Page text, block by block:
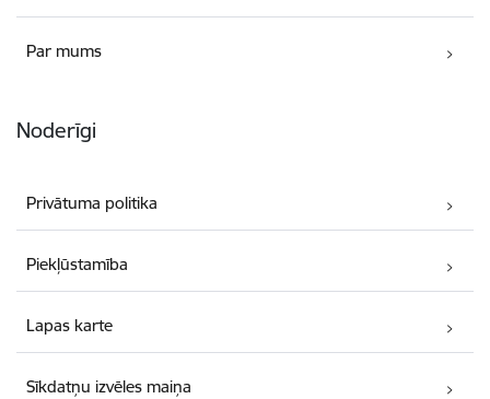
Par mums
Noderīgi
Privātuma politika
Piekļūstamība
Lapas karte
Sīkdatņu izvēles maiņa